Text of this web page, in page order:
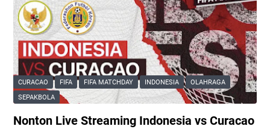
n
d
n
e
s
v
v
S
t
r
e
a
m
CURACAO FIFA FIFA MATCHDAY INDONESIA
OLAHRAGA
SEPAKBOLA
Nonton Live Streaming Indonesia vs Curacao